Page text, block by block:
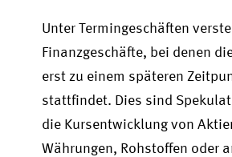
Unter Termingeschäften
Finanzgeschäfte, bei denen
erst zu einem späteren
stattfindet. Dies sind
die Kursentwicklung von
Währungen, Rohstoffen oder